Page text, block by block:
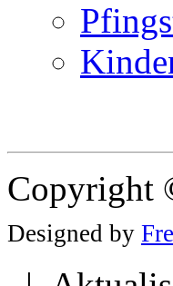
Copyright
Designed by